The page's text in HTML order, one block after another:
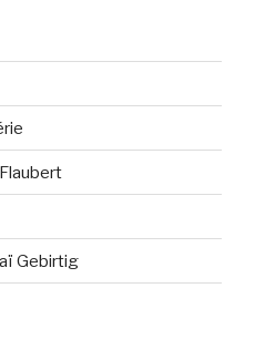
Gebirtig